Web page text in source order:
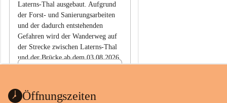
Laterns-Thal ausgebaut. Aufgrund
der Forst- und Sanierungsarbeiten
und der dadurch entstehenden
Gefahren wird der Wanderweg auf
der Strecke zwischen Laterns-Thal
und der Brücke ab dem 03.08.2026
ht
Öffnungszeiten